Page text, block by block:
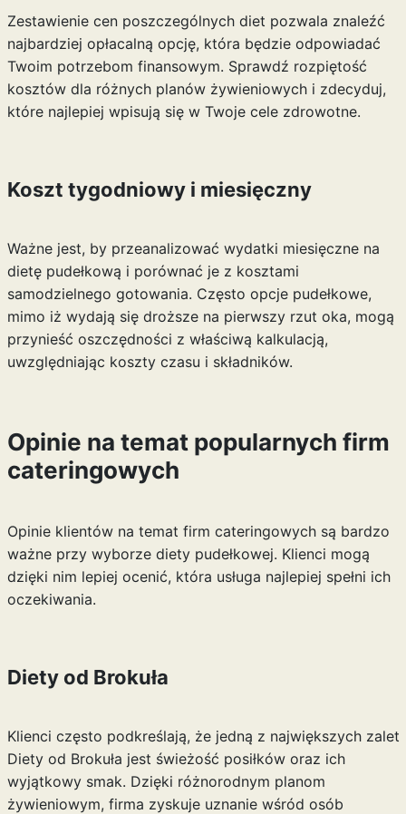
Zestawienie cen poszczególnych diet pozwala znaleźć
najbardziej opłacalną opcję, która będzie odpowiadać
Twoim potrzebom finansowym. Sprawdź rozpiętość
kosztów dla różnych planów żywieniowych i zdecyduj,
które najlepiej wpisują się w Twoje cele zdrowotne.
Koszt tygodniowy i miesięczny
Ważne jest, by przeanalizować wydatki miesięczne na
dietę pudełkową i porównać je z kosztami
samodzielnego gotowania. Często opcje pudełkowe,
mimo iż wydają się droższe na pierwszy rzut oka, mogą
przynieść oszczędności z właściwą kalkulacją,
uwzględniając koszty czasu i składników.
Opinie na temat popularnych firm
cateringowych
Opinie klientów na temat firm cateringowych są bardzo
ważne przy wyborze diety pudełkowej. Klienci mogą
dzięki nim lepiej ocenić, która usługa najlepiej spełni ich
oczekiwania.
Diety od Brokuła
Klienci często podkreślają, że jedną z największych zalet
Diety od Brokuła jest świeżość posiłków oraz ich
wyjątkowy smak. Dzięki różnorodnym planom
żywieniowym, firma zyskuje uznanie wśród osób